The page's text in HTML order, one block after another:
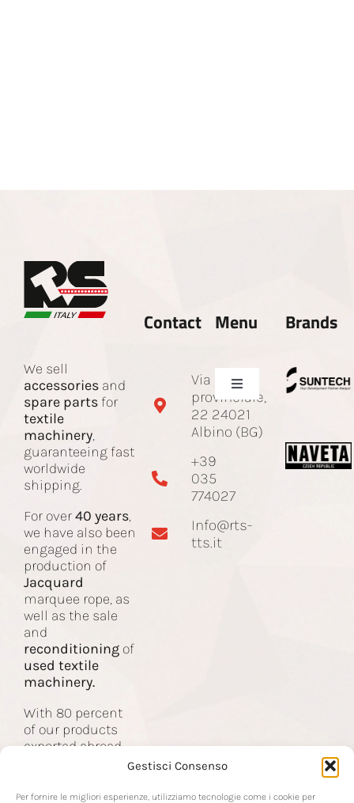
Gestisci Consenso
Per fornire le migliori esperienze, utilizziamo tecnologie come i cookie per
We sell
accessories and
spare parts for
textile
machinery,
guaranteeing fast
worldwide
shipping.
For over40 years,
we have also been
engaged in the
production of
Jacquard
marquee rope, as
well as the sale
and
reconditioning of
used textile
machinery.
With 80 percent
of our products
exported abroad,
we are the partner
the global textile
Contact
Via Sotto
provinciale,
22 24021
Albino (BG)
+39
035
774027
Info@rts-
tts.it
Menu
Toggle
Navigation
Company
Spare parts and accessories
Jacquard Cord
Machines
Contact
Brands